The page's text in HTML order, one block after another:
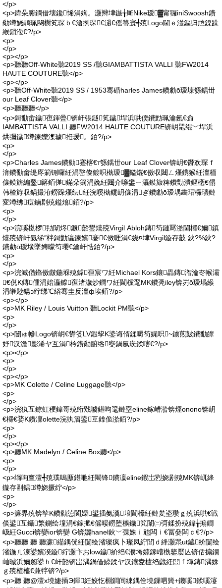
</p>
<p>鍏朵腑鐧借壊鑱悕涓婅。灏辫垏鏃╁厛Nike瑷▓甯玀iniSwoosh鐨
勪竴娆鹃珮闋樹笂琛ｂ€滄挒琛€濄€傜箒寰╃殑Logo閫ｅ湴鏂归兘鎳跺
緱鎻涖€?/p>
<p>
</p>
<p></p>
<p>聽聽Off-White聽2019 SS /聽GIAMBATTISTA VALLI 聽FW2014
HAUTE COUTURE聽</p>
<p></p>
<p>聽Off-White聽2019 SS / 1953骞碈harles James鐨勮ō瑷堜綔鍝丗
our Leaf Clover聽</p>
<p>聽聽聽</p>
<p>鎶勫畬鐬亱鍕曡锛屽張鐩笂鐬垾浜哄偄鐨勯珮瀹氥€侴
IAMBATTISTA VALLI 聽FW2014 HAUTE COUTURE锛岄毣绲﹀垾浜
烘彌鐬竴鍊嬫潗璩拰瑗。銆?/p>
<p>
</p>
<p>Charles James鐨勬蹇楁€т綔鍝丗our Leaf Clover锛岄€欎欢琛ｆ
湇鐨勫畬缇庝箣铏曪紝涓嶅儏鍍呮槸瑷▓鎰熴€傚収閮ㄥ爡鎸猴紝澶栭
儴鏌旂編鑿簵銆傞鏋朵箣涓婏紝閮介噰鐢ㄧ灜鏌旇粺鐨勯潰鏂欍€傝
韩楂斿収鍋撮洊鐒跺爡纭紝浣嗘槸鑳岄儴涓ぎ鐨勮ō瑷堣畵瑁欏瓙鏈
変竴绋痘鏀剧殑鎰熻銆?/p>
<p>
</p>
<p>浣嗘槸椤劧闈炵鐝嚭鐢熺殑Virgil Abloh鏄笉鏈冩湁閫欏€嬭鎮
熺殑锛屽氨绨″柈鎶勭灜鍊嬪褰€傚啀涓€娆¤垏Virgil鏇存敼 鈥?%鈥?
鐨勮ō瑷堟墜娉曚笉璎€鑰屽悎銆?/p>
<p>
</p>
<p>浣滅偤鏅傚皻鍦堢殑鎼亱宸ワ紝Michael Kors鑲畾鏄潪瀹冭帿灞
€侻K鏄偅涓婄灜鎼亱渚濊炒鐧ワ紝閫欓毣MK鐨凴iley锛岃ō瑷堝緱
涓嶉尟鍚э紵绨℃綌骞圭反澶ф埃銆?/p>
<p></p>
<p>MK Riley / Louis Vuitton 聽Lockit PM聽</p>
<p>
</p>
<p>闄ゅ幓Logo锛岄€欎笅LV鍜孧K鍌诲偦鍒嗕笉娓呮~鐪煎皷鐨勫皥
妤汉澹彲浠ヤ互涓枔鐨勪腑绺窔鍋氬崁鍒嗐€?/p>
<p></p>
<p>
</p>
<p></p>
<p>MK Colette / Celine Luggage聽</p>
<p>
</p>
<p>浣犱互鐐虹稉鍏哥殑绗戣噳鍖呴毣鏈塁eline鎵嶆湁锛烴onono锛岄
€欏€婱K鐨凜olette浣犱篃鍙互鎿佹湁銆?/p>
<p>
</p>
<p></p>
<p>聽MK Madelyn / Celine Box聽</p>
<p>
</p>
<p>绱呴亶澶╃殑璞嗚厫鍖咃紝闀锋鐨凜eline鍜岀煭娆剧殑MK锛屼綘
鏇存剾鍝竴娆撅紵</p>
<p>
</p>
<p>濂界殑锛孧K鐨勬惉閬嬫鍙插氨瀵埌閫欙紝鏈夎垐瓒ｇ殑浜哄€戦
倓鍙互鑷繁鍘绘墥涓€鎵掋€傜暥鐒堕櫎鐬笂闈㈡彁鍒扮殑鍏╁搧鐗
岋紝Gucci锛孌ior锛孌 G锛孋hanel鈥﹀弽姝ｉ兘闆ｉ€冨姭闆ｃ€?/p>
<p>聽聽 聽 聽濂緢鍝侊紝闅绘渻璨疯卜璨凤紵閭ｄ綘灏眔ut鐬紒闅绘
渻鍦ㄦ湅鍙嬪湀鏇紵灏卞おlow鐬紒绉€濮垮嫝鎵嶆槸鐜嬮亾锛佸搧鐗
屾晠浜嬭劔鍙ｈ€屽嚭锛岀湡鍋借鲸鍒ヤ汉鑲夌櫨绉戯紝閭ｆ墠鏄湡姝
ｇ殑楂橀€兼牸锛?/p>
<p>聽 聽@澶х墝婕插Э鍕紝姣忔棩鐧间綀鍝佺墝鏁呬簨+鐖嗘鍒嗘瀽